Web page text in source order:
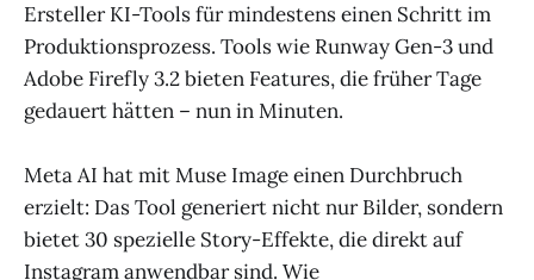
Ersteller KI-Tools für mindestens einen Schritt im
Produktionsprozess. Tools wie Runway Gen-3 und
Adobe Firefly 3.2 bieten Features, die früher Tage
gedauert hätten – nun in Minuten.
Meta AI hat mit Muse Image einen Durchbruch
erzielt: Das Tool generiert nicht nur Bilder, sondern
bietet 30 spezielle Story-Effekte, die direkt auf
Instagram anwendbar sind. Wie